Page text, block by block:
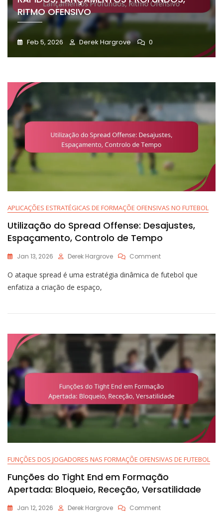
RITMO OFENSIVO
Feb 5, 2026 Derek Hargrove 0
APLICAÇÕES ESTRATÉGICAS DE FORMAÇÕE OFENSIVAS NO FUTEBOL
Utilização do Spread Offense: Desajustes,
Espaçamento, Controlo de Tempo
Jan 13, 2026 Derek Hargrove CommentOn
Do
Espaçamento,
Tempo
O ataque spread é uma estratégia dinâmica de futebol que
enfatiza a criação de espaço,
FUNÇÕES DOS JOGADORES NAS FORMAÇÕE OFENSIVAS DE FUTEBOL
Funções do Tight End em Formação
Apertada: Bloqueio, Receção, Versatilidade
Jan 12, 2026 Derek Hargrove CommentOn